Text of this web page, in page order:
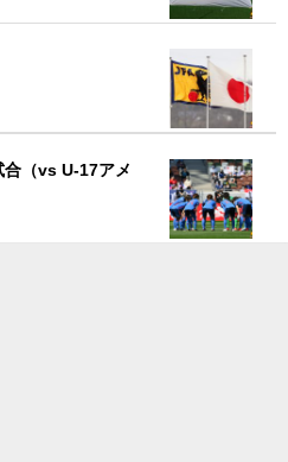
（vs U-17アメ